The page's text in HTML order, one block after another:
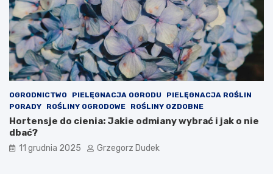
o
w
y
c
h
s
y
p
t
o
m
ó
d
z
e
n
i
o
w
d
e
k
o
r
OGRODNICTWO PIELĘGNACJA OGRODU
PIELĘGNACJA ROŚLIN
PORADY
ROŚLINY OGRODOWE ROŚLINY OZDOBNE
Hortensje do cienia: Jakie odmiany wybrać i jak o nie
dbać?
11 grudnia 2025 Grzegorz Dudek